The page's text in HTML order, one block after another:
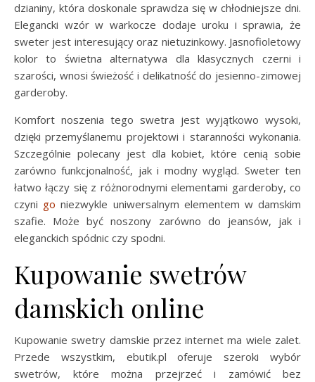
dzianiny, która doskonale sprawdza się w chłodniejsze dni.
Elegancki wzór w warkocze dodaje uroku i sprawia, że
sweter jest interesujący oraz nietuzinkowy. Jasnofioletowy
kolor to świetna alternatywa dla klasycznych czerni i
szarości, wnosi świeżość i delikatność do jesienno-zimowej
garderoby.
Komfort noszenia tego swetra jest wyjątkowo wysoki,
dzięki przemyślanemu projektowi i staranności wykonania.
Szczególnie polecany jest dla kobiet, które cenią sobie
zarówno funkcjonalność, jak i modny wygląd. Sweter ten
łatwo łączy się z różnorodnymi elementami garderoby, co
czyni go niezwykle uniwersalnym elementem w damskim
szafie. Może być noszony zarówno do jeansów, jak i
eleganckich spódnic czy spodni.
Kupowanie swetrów
damskich online
Kupowanie swetry damskie przez internet ma wiele zalet.
Przede wszystkim, ebutik.pl oferuje szeroki wybór
swetrów, które można przejrzeć i zamówić bez